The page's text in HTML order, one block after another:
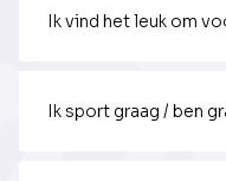
Ik vind het leuk om
Ik sport graag / ben